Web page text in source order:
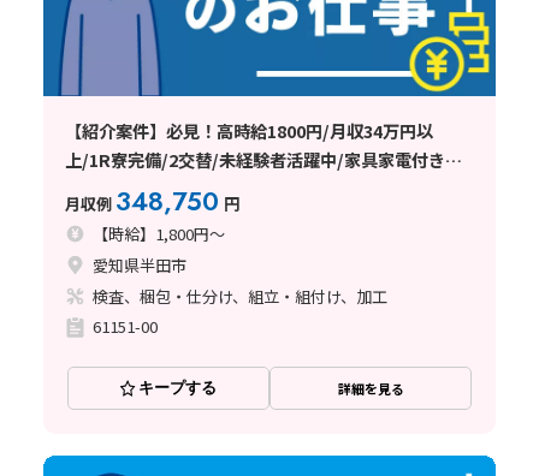
【紹介案件】必見！高時給1800円/月収34万円以
上/1R寮完備/2交替/未経験者活躍中/家具家電付きの
1R寮完備/全国からの応募歓迎♪
月収例 348,750 円
【時給】1,800円～
愛知県半田市
検査、梱包・仕分け、組立・組付け、加工
61151-00
キープする 詳細を見る